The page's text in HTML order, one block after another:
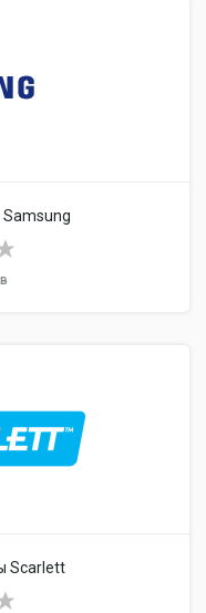
Samsung
Scarlett